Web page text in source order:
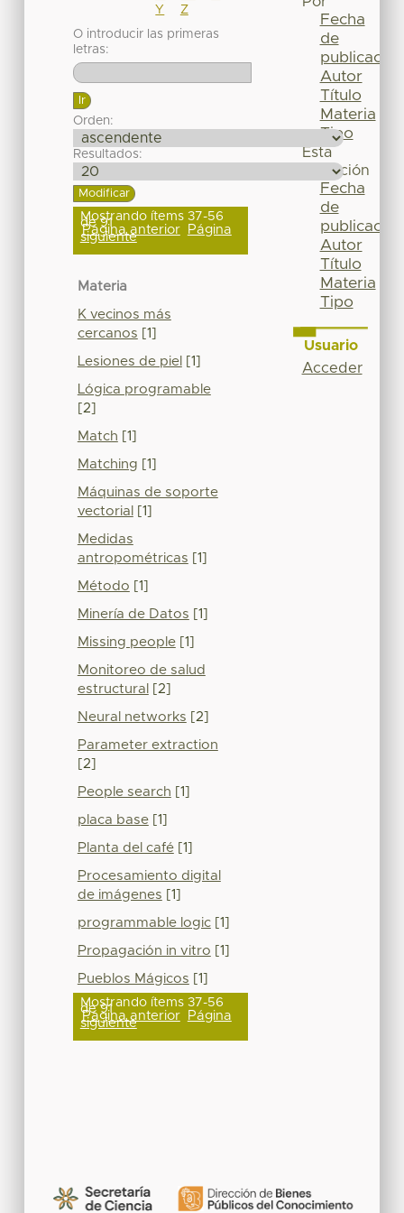
Y
Z
O introducir las primeras
letras:
Orden:
Resultados:
Mostrando ítems 37-56
de 91
Página anterior Página
siguiente
Materia
K vecinos más
cercanos [1]
Lesiones de piel [1]
Lógica programable
[2]
Match [1]
Matching [1]
Máquinas de soporte
vectorial
[1]
Medidas
antropométricas [1]
Método [1]
Minería de Datos [1]
Missing people[1]
Monitoreo de salud
estructural
[2]
Neural networks [2]
Parameter extraction
[2]
People search [1]
placa base[1]
Planta del café[1]
Procesamiento digital
de imágenes [1]
programmable logic[1]
Propagación in vitro [1]
Pueblos Mágicos [1]
Mostrando ítems 37-56
de 91
Página anterior Página
siguiente
Fecha
de
publicación
Autor
Título
Materia
Tipo
Esta
colección
Fecha
de
publicación
Autor
Título
Materia
Tipo
Usuario
Acceder